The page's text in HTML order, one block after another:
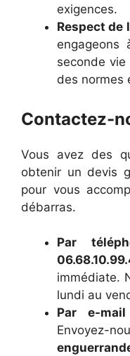
exigences.
Respect de
seconde
des normes
Contactez-
Vous avez des
obtenir un devis
pour vous
débarras.
Par
immédiate.
lundi au
Par e-